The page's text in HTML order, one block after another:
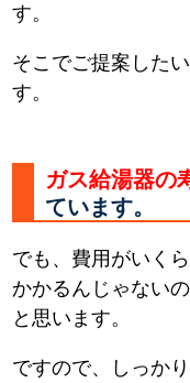
す。
そこでご提案した
す。
ガス給湯器の
ています。
でも、費用がいく
かかるんじゃない
と思います。
ですので、しっか